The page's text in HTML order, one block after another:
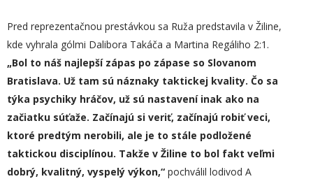
Pred reprezentačnou prestávkou sa Ruža predstavila v Žiline,
kde vyhrala gólmi Dalibora Takáča a Martina Regáliho 2:1.
„Bol to náš najlepší zápas po zápase so Slovanom
Bratislava. Už tam sú náznaky taktickej kvality. Čo sa
týka psychiky hráčov, už sú nastavení inak ako na
začiatku súťaže. Začínajú si veriť, začínajú robiť veci,
ktoré predtým nerobili, ale je to stále podložené
taktickou disciplínou. Takže v Žiline to bol fakt veľmi
dobrý, kvalitný, vyspelý výkon,“ pochválil lodivod A